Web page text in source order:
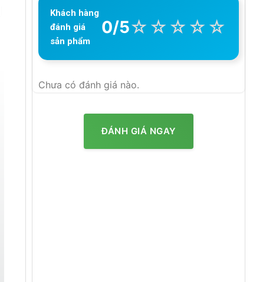
Khách hàng
đánh giá
sản phẩm
0/5☆ ☆ ☆ ☆ ☆
Chưa có đánh giá nào.
ĐÁNH GIÁ NGAY